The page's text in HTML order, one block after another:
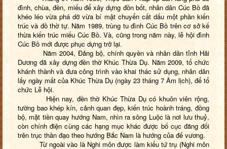
đình, chùa, đền, miếu để xây dựng đồn bốt, nhân dân Cúc Bồ đã
khéo léo vừa phá dỡ vừa bí mật chuyển cất dấu một phần kiến
trúc và đồ thờ tự. Năm 1989, trùng tu đình Cúc Bồ trên cơ sở kế
thừa kiến trúc miếu Cúc Bồ. Và, cũng trong năm này, lễ hội đình
Cúc Bồ mới được phục dựng trở lại.
Năm 2004, Đảng bộ, chính quyền và nhân dân tỉnh Hải
Dương đã xây dựng đền thờ Khúc Thừa Dụ. Năm 2009, tổ chức
khánh thành và đưa công trình vào khai thác sử dụng, nhân dân
lấy ngày mất của Khúc Thừa Dụ (ngày 23 tháng 7 Âm lịch), để tổ
chức Lễ hội.
Hiện nay, đền thờ Khúc Thừa Dụ có khuôn viên rộng,
tường bao khép kín, cảnh quan đẹp, kiến trúc hoành tráng, đồng
bộ, mặt tiền quay hướng Nam, nhìn ra sông Luộc là nơi lưu thuỷ,
còn chính điện cùng các hạng mục khác được bố cục đăng đối
trên trục thần đạo theo hướng Bắc Nam là hướng của đế vương.
Từ ngoài vào là Nghi môn được làm kiểu tứ trụ (Nghi môn